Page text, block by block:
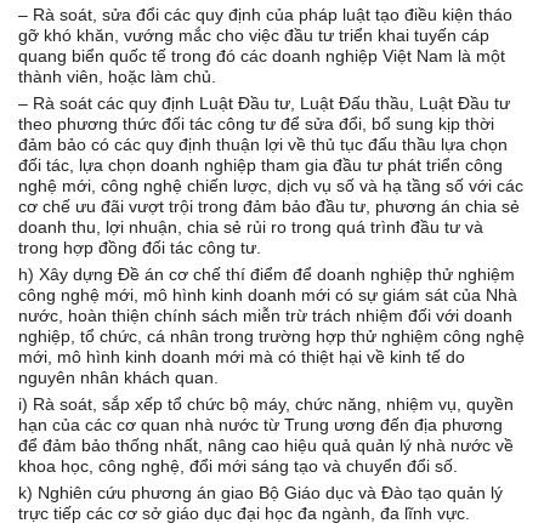
– Rà soát, sửa đổi các quy định của pháp luật tạo điều kiện tháo
gỡ khó khăn, vướng mắc cho việc đầu tư triển khai tuyến cáp
quang biển quốc tế trong đó các doanh nghiệp Việt Nam là một
thành viên, hoặc làm chủ.
– Rà soát các quy định Luật Đầu tư, Luật Đấu thầu, Luật Đầu tư
theo phương thức đối tác công tư để sửa đổi, bổ sung kịp thời
đảm bảo có các quy định thuận lợi về thủ tục đấu thầu lựa chọn
đối tác, lựa chọn doanh nghiệp tham gia đầu tư phát triển công
nghệ mới, công nghệ chiến lược, dịch vụ số và hạ tầng số với các
cơ chế ưu đãi vượt trội trong đảm bảo đầu tư, phương án chia sẻ
doanh thu, lợi nhuận, chia sẻ rủi ro trong quá trình đầu tư và
trong hợp đồng đối tác công tư.
h) Xây dựng Đề án cơ chế thí điểm để doanh nghiệp thử nghiệm
công nghệ mới, mô hình kinh doanh mới có sự giám sát của Nhà
nước, hoàn thiện chính sách miễn trừ trách nhiệm đối với doanh
nghiệp, tổ chức, cá nhân trong trường hợp thử nghiệm công nghệ
mới, mô hình kinh doanh mới mà có thiệt hại về kinh tế do
nguyên nhân khách quan.
i) Rà soát, sắp xếp tổ chức bộ máy, chức năng, nhiệm vụ, quyền
hạn của các cơ quan nhà nước từ Trung ương đến địa phương
để đảm bảo thống nhất, nâng cao hiệu quả quản lý nhà nước về
khoa học, công nghệ, đổi mới sáng tạo và chuyển đổi số.
k) Nghiên cứu phương án giao Bộ Giáo dục và Đào tạo quản lý
trực tiếp các cơ sở giáo dục đại học đa ngành, đa lĩnh vực.